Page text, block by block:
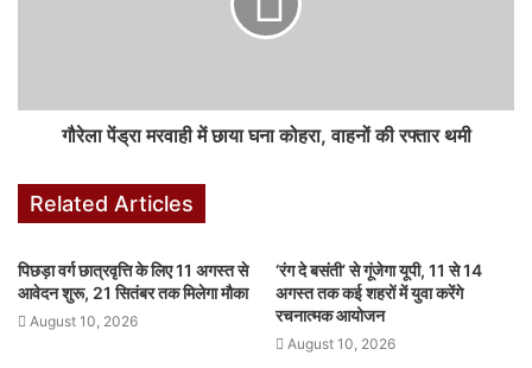
er
गौरेला पेंड्रा मरवाही में छाया घना कोहरा, वाहनों की रफ्तार थमी
Related Articles
पिछड़ा वर्ग छात्रवृत्ति के लिए 11 अगस्त से
आवेदन शुरू, 21 सितंबर तक मिलेगा मौका
August 10, 2026
‘रंग दे बसंती’ से गूंजेगा यूपी, 11 से 14
अगस्त तक कई शहरों में युवा करेंगे
रचनात्मक आयोजन
August 10, 2026